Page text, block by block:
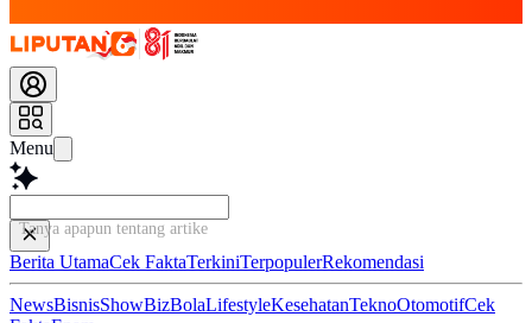
Menu
Tanya apapun tentang artikel ini...
Berita UtamaCek FaktaTerkiniTerpopulerRekomendasi
NewsBisnisShowBizBolaLifestyleKesehatanTeknoOtomotifCek